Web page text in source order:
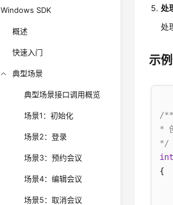
Windows SDK
概述
快速入门
典型场景
典型场景接口调用概览
场景1：初始化
场景2：登录
场景3：预约会议
场景4：编辑会议
场景5：取消会议
处
处
示
/**
*
*/
int
{